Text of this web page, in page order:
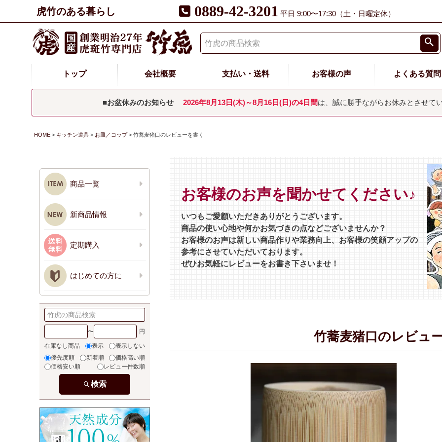
虎竹のある暮らし 0889-42-3201 平日 9:00〜17:30（土・日曜定休）
トップ 会社概要 支払い・送料 お客様の声 よくある質問
■お盆休みのお知らせ 2026年8月13日(木)～8月16日(日)の4日間は、誠に勝手ながらお休みとさせて
HOME キッチン道具 お皿／コップ 竹蕎麦猪口のレビューを書く
商品一覧
新商品情報
定期購入
はじめての方に
〜
在庫なし商品 表示
表示しない
優先度順
新着順
価格高い順
価格安い順
レビュー件数順
検索
お客様のお声を聞かせてください♪
いつもご愛顧いただきありがとうございます。
商品の使い心地や何かお気づきの点などございませんか？
お客様のお声は新しい商品作りや業務向上、お客様の笑顔アップの
参考にさせていただいております。
ぜひお気軽にレビューをお書き下さいませ！
竹蕎麦猪口のレビュ